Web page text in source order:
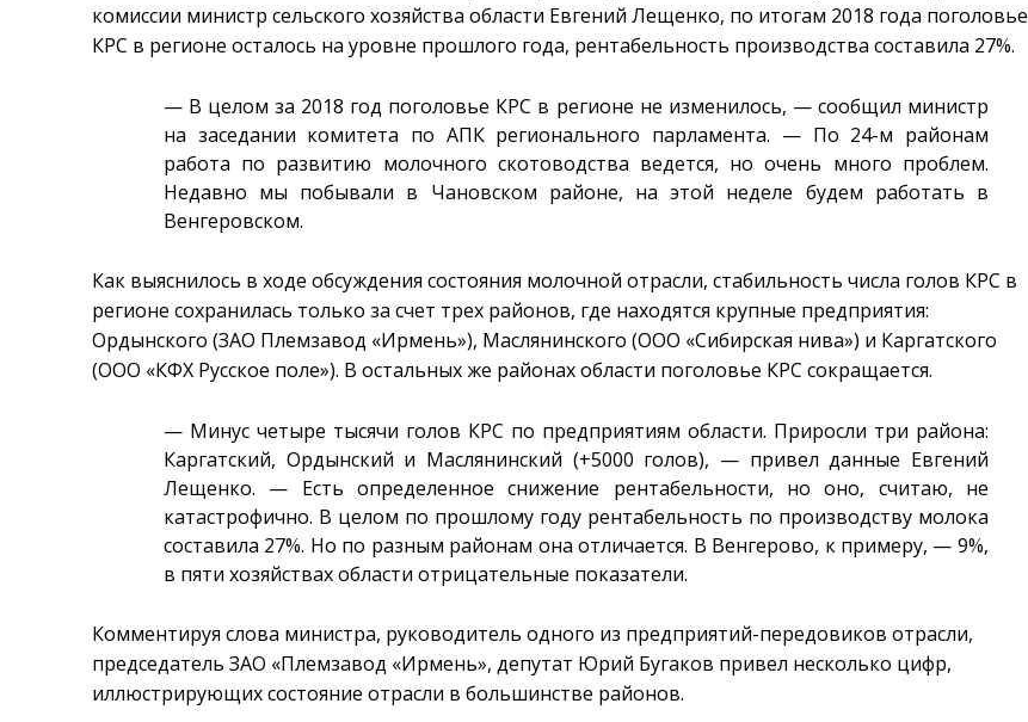
комиссии министр сельского хозяйства области Евгений Лещенко, по итогам 2018 года поголовье
КРС в регионе осталось на уровне прошлого года, рентабельность производства составила 27%.
— В целом за 2018 год поголовье КРС в регионе не изменилось, — сообщил министр
на заседании комитета по АПК регионального парламента. — По 24-м районам
работа по развитию молочного скотоводства ведется, но очень много проблем.
Недавно мы побывали в Чановском районе, на этой неделе будем работать в
Венгеровском.
Как выяснилось в ходе обсуждения состояния молочной отрасли, стабильность числа голов КРС в
регионе сохранилась только за счет трех районов, где находятся крупные предприятия:
Ордынского (ЗАО Племзавод «Ирмень»), Маслянинского (ООО «Сибирская нива») и Каргатского
(ООО «КФХ Русское поле»). В остальных же районах области поголовье КРС сокращается.
— Минус четыре тысячи голов КРС по предприятиям области. Приросли три района:
Каргатский, Ордынский и Маслянинский (+5000 голов), — привел данные Евгений
Лещенко. — Есть определенное снижение рентабельности, но оно, считаю, не
катастрофично. В целом по прошлому году рентабельность по производству молока
составила 27%. Но по разным районам она отличается. В Венгерово, к примеру, — 9%,
в пяти хозяйствах области отрицательные показатели.
Комментируя слова министра, руководитель одного из предприятий-передовиков отрасли,
председатель ЗАО «Племзавод «Ирмень», депутат Юрий Бугаков привел несколько цифр,
иллюстрирующих состояние отрасли в большинстве районов.